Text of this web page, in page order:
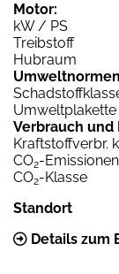
Motor:
kW / PS
Treibstoff
Hubraum
Umweltplakette
Verbrauch und
Kraftstoffverbr.
CO2-
CO2-Klasse
Standort
Details zum